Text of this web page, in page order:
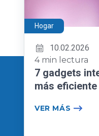
Hogar
10.02.2026
4 min lectura
7 gadgets
más
VER MÁS